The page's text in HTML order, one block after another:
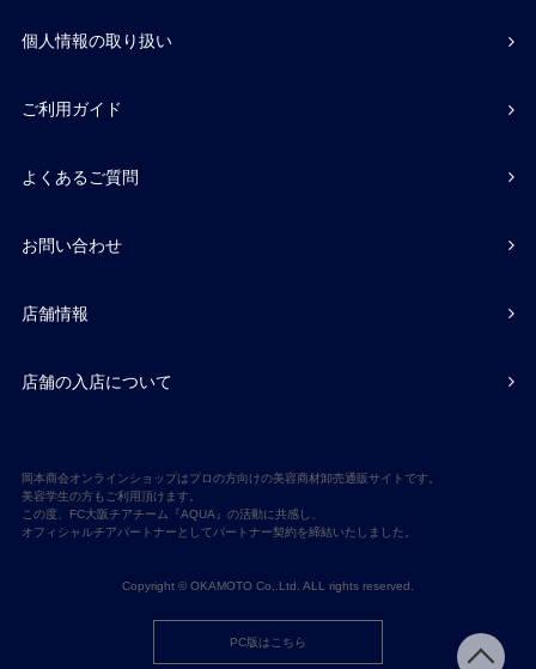
個人情報の取り扱い
ご利用ガイド
よくあるご質問
お問い合わせ
店舗情報
店舗の入店について
岡本商会オンラインショップはプロの方向けの美容商材卸売通販サイトです。
美容学生の方もご利用頂けます。
この度、FC大阪チアチーム『AQUA』の活動に共感し、
オフィシャルチアパートナーとしてパートナー契約を締結いたしました。
Copyright © OKAMOTO Co,.Ltd. ALL rights reserved.
PC版はこちら